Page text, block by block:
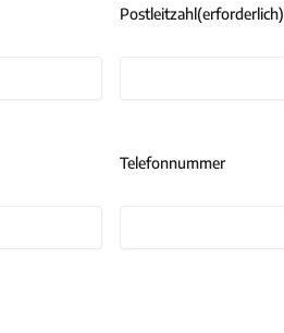
Postleitzahl(erforderlich)
Telefonnummer